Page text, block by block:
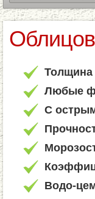
Толщина
Любые
С
Водо-